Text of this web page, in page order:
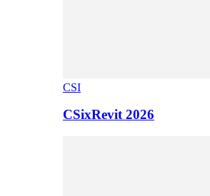
CSI
CSixRevit 2026